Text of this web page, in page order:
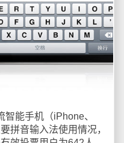
能手机（iPhone、
拼音输入法使用情况，